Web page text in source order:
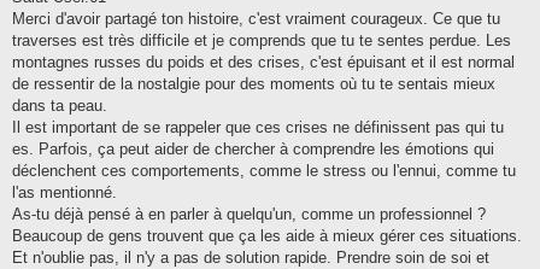
a
g
Merci d'avoir partagé ton histoire, c'est vraiment courageux. Ce que tu
traverses est très difficile et je comprends que tu te sentes perdue. Les
montagnes russes du poids et des crises, c'est épuisant et il est normal
de ressentir de la nostalgie pour des moments où tu te sentais mieux
dans ta peau.
Il est important de se rappeler que ces crises ne définissent pas qui tu
es. Parfois, ça peut aider de chercher à comprendre les émotions qui
déclenchent ces comportements, comme le stress ou l'ennui, comme tu
l'as mentionné.
As-tu déjà pensé à en parler à quelqu'un, comme un professionnel ?
Beaucoup de gens trouvent que ça les aide à mieux gérer ces situations.
Et n'oublie pas, il n'y a pas de solution rapide. Prendre soin de soi et